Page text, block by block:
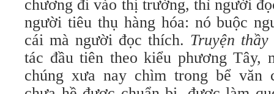
chương đi vào thị trường, thì người
người tiêu thụ hàng hóa: nó buộc
cái mà người đọc thích. Truyện
tác đầu tiên theo kiểu phương Tây,
chúng xưa nay chìm trong bể văn